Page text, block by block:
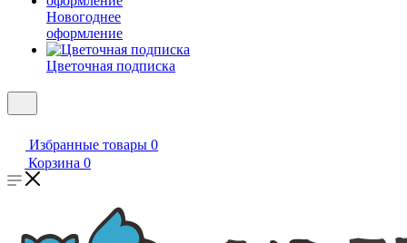
Новогоднее
оформление
Цветочная подписка
Избранные товары 0
Корзина 0